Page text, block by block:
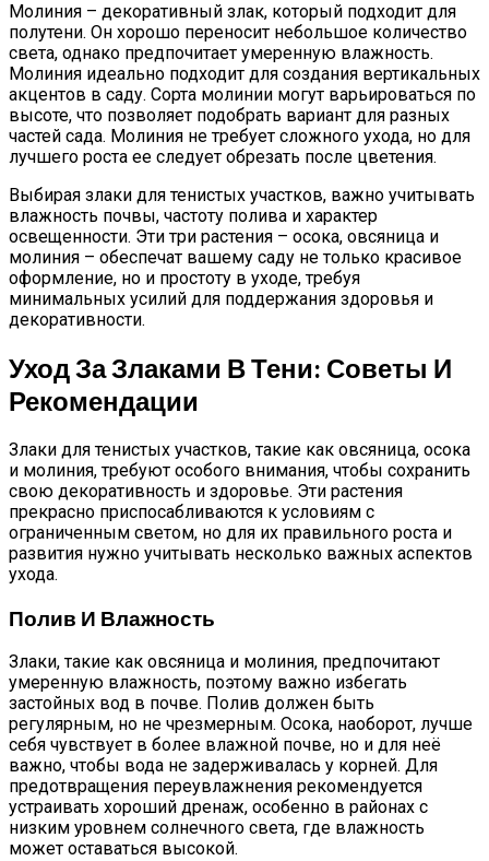
Молиния – декоративный злак, который подходит для
полутени. Он хорошо переносит небольшое количество
света, однако предпочитает умеренную влажность.
Молиния идеально подходит для создания вертикальных
акцентов в саду. Сорта молинии могут варьироваться по
высоте, что позволяет подобрать вариант для разных
частей сада. Молиния не требует сложного ухода, но для
лучшего роста ее следует обрезать после цветения.
Выбирая злаки для тенистых участков, важно учитывать
влажность почвы, частоту полива и характер
освещенности. Эти три растения – осока, овсяница и
молиния – обеспечат вашему саду не только красивое
оформление, но и простоту в уходе, требуя
минимальных усилий для поддержания здоровья и
декоративности.
Уход За Злаками В Тени: Советы И
Рекомендации
Злаки для тенистых участков, такие как овсяница, осока
и молиния, требуют особого внимания, чтобы сохранить
свою декоративность и здоровье. Эти растения
прекрасно приспосабливаются к условиям с
ограниченным светом, но для их правильного роста и
развития нужно учитывать несколько важных аспектов
ухода.
Полив И Влажность
Злаки, такие как овсяница и молиния, предпочитают
умеренную влажность, поэтому важно избегать
застойных вод в почве. Полив должен быть
регулярным, но не чрезмерным. Осока, наоборот, лучше
себя чувствует в более влажной почве, но и для неё
важно, чтобы вода не задерживалась у корней. Для
предотвращения переувлажнения рекомендуется
устраивать хороший дренаж, особенно в районах с
низким уровнем солнечного света, где влажность
может оставаться высокой.